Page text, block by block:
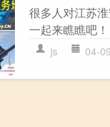
很多人对江苏
一起来瞧瞧吧
js 04-09